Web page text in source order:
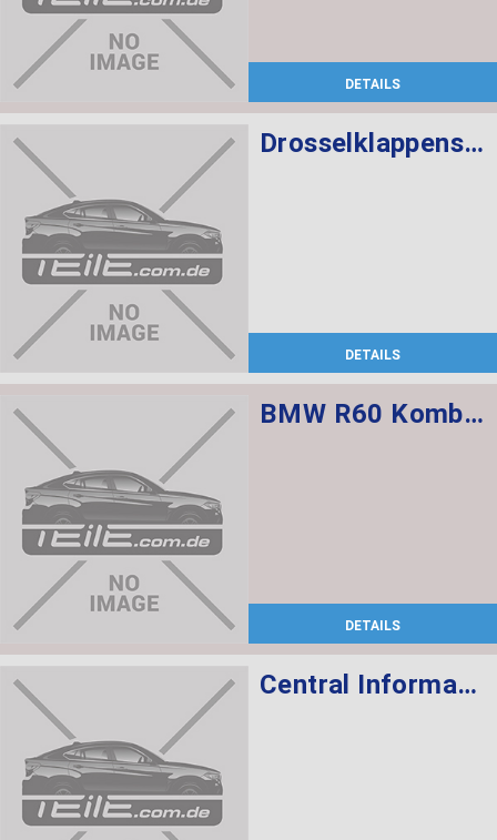
DETAILS
Drosselklappenstutzen
DETAILS
BMW R60 Kombischalter links L=520
DETAILS
Central Information Display 6,5"